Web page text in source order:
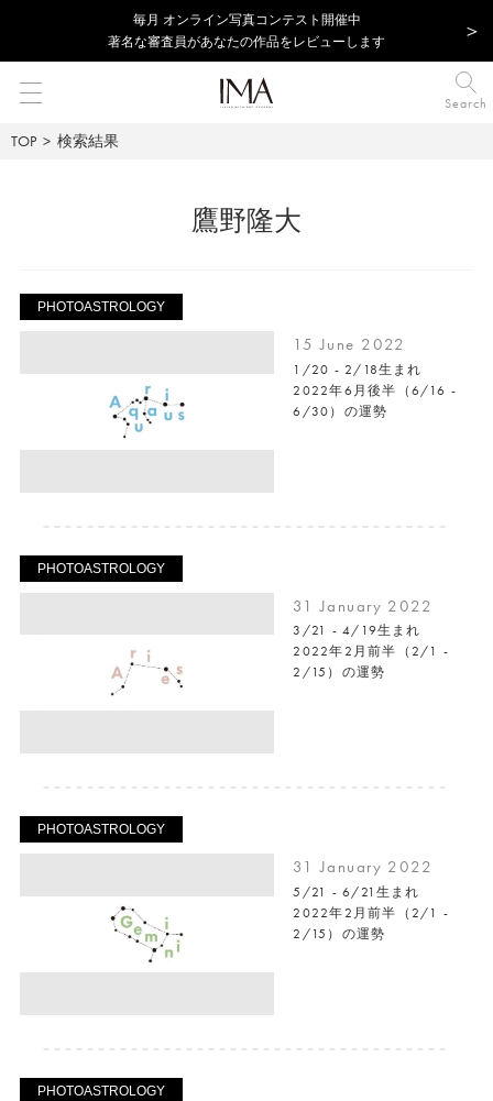
毎⽉ オンライン写真コンテスト開催中
著名な審査員があなたの作品をレビューします
Search
TOP 検索結果
鷹野隆大
PHOTOASTROLOGY
15 June 2022
1/20 - 2/18生まれ
2022年6月後半（6/16 -
6/30）の運勢
PHOTOASTROLOGY
31 January 2022
3/21 - 4/19生まれ
2022年2月前半（2/1 -
2/15）の運勢
PHOTOASTROLOGY
31 January 2022
5/21 - 6/21生まれ
2022年2月前半（2/1 -
2/15）の運勢
PHOTOASTROLOGY